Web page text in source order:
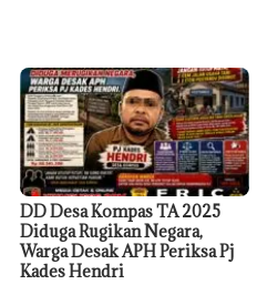
DD Desa Kompas TA 2025
Diduga Rugikan Negara,
Warga Desak APH Periksa Pj
Kades Hendri